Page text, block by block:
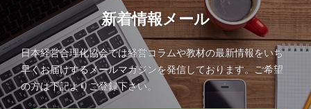
新着情報メール
日本経営合理化協会では経営コラムや教材の最新情報をいち
早くお届けするメールマガジンを発信しております。ご希望
の方は下記よりご登録下さい。